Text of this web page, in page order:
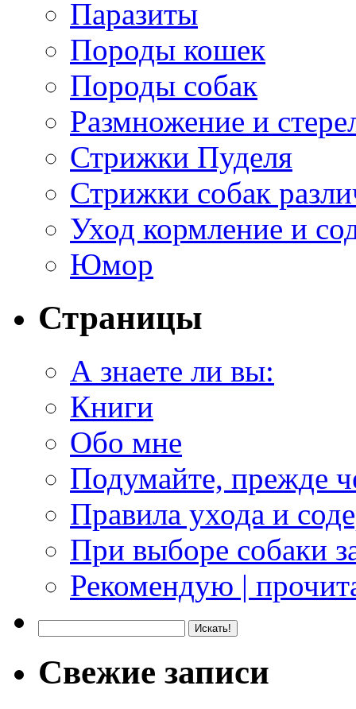
Паразиты
Породы кошек
Породы собак
Размножение и
Стрижки Пуделя
Стрижки собак
Уход кормление и
Юмор
Страницы
А знаете ли вы:
Книги
Обо мне
Подумайте, прежде
Правила ухода и
При выборе собаки
Рекомендую |
Свежие записи